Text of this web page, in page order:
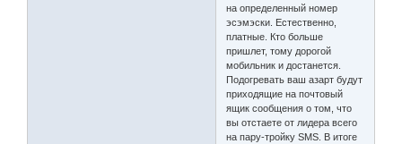
на определенный номер
эсэмэски. Естественно,
платные. Кто больше
пришлет, тому дорогой
мобильник и достанется.
Подогревать ваш азарт будут
приходящие на почтовый
ящик сообщения о том, что
вы отстаете от лидера всего
на пару-тройку SMS. В итоге